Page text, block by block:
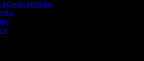
kõneks laiendus